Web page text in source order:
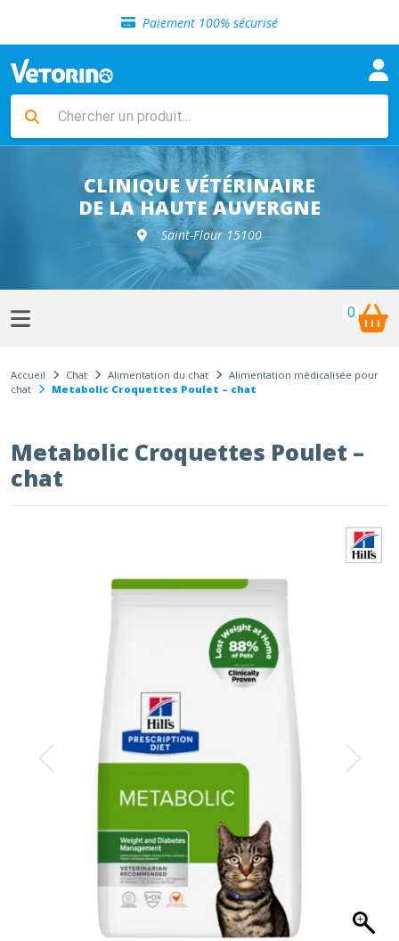
Paiement 100% sécurisé
Livraison gratuite en clinique vétérinaire
Sélection de croquettes vétérinaire
Livraison gratuite en clinique vétérinaire
Retour gratuit en clinique
Sélection de croquettes vétérinaire
CLINIQUE VÉTÉRINAIRE
DE LA HAUTE AUVERGNE
Saint-Flour 15100
0
Accueil Chat Alimentation du chat
Alimentation médicalisée pour
chat
Metabolic Croquettes Poulet – chat
Metabolic Croquettes Poulet –
chat